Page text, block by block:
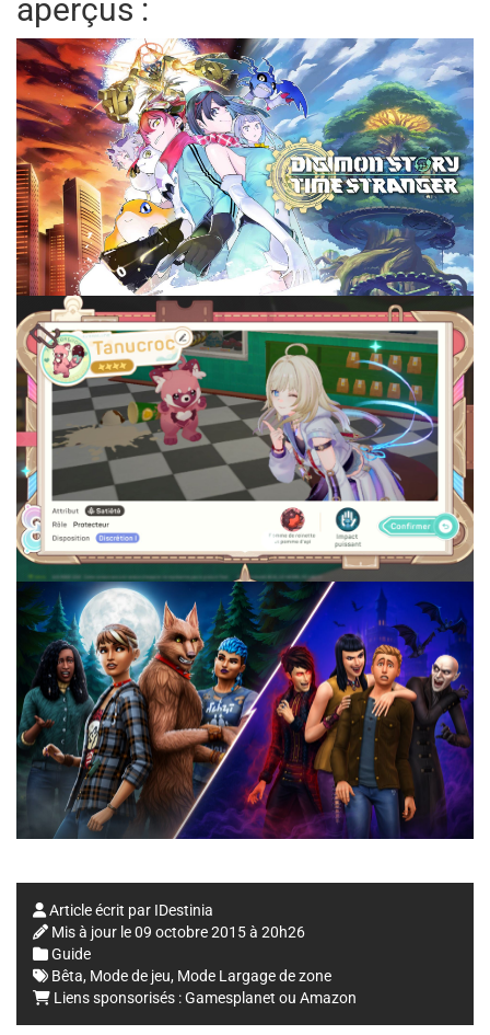
aperçus :
Article écrit par IDestinia
Mis à jour le09 octobre 2015 à 20h26
Guide
Bêta, Mode de jeu, Mode Largage de zone
Liens sponsorisés :Gamesplanet ou Amazon